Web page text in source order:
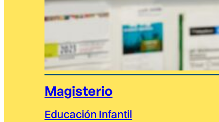
Magisterio
Educación Infantil